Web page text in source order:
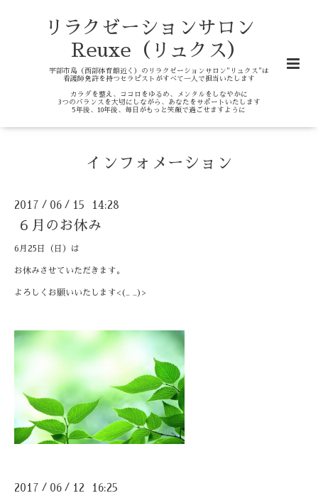
リラクゼーションサロン
Reuxe（リュクス）
宇部市島（西部体育館近く）のリラクゼーションサロン"リュクス"は
看護師免許を持つセラピストがすべて一人で担当いたします
カラダを整え、ココロをゆるめ、メンタルをしなやかに
3つのバランスを大切にしながら、あなたをサポートいたします
5年後、10年後、毎日がもっと笑顔で過ごせますように
インフォメーション
2017 / 06 / 15 14:28
６月のお休み
6月25日（日）は
お休みさせていただきます。
よろしくお願いいたします<(_ _)>
2017 / 06 / 12 16:25